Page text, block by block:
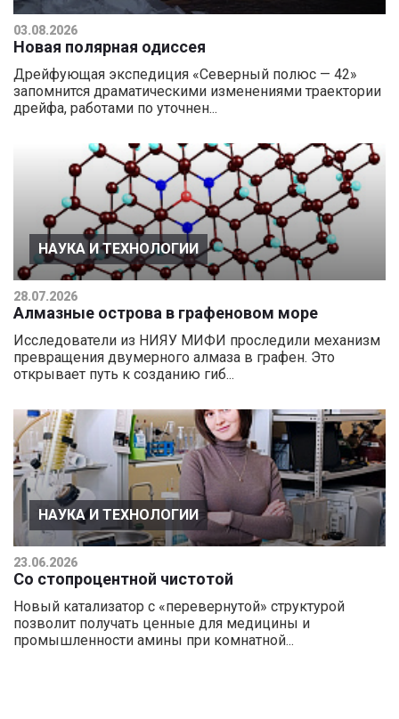
03.08.2026
Новая полярная одиссея
Дрейфующая экспедиция «Северный полюс — 42»
запомнится драматическими изменениями траектории
дрейфа, работами по уточнен...
НАУКА И ТЕХНОЛОГИИ
28.07.2026
Алмазные острова в графеновом море
Исследователи из НИЯУ МИФИ проследили механизм
превращения двумерного алмаза в графен. Это
открывает путь к созданию гиб...
НАУКА И ТЕХНОЛОГИИ
23.06.2026
Со стопроцентной чистотой
Новый катализатор с «перевернутой» структурой
позволит получать ценные для медицины и
промышленности амины при комнатной...